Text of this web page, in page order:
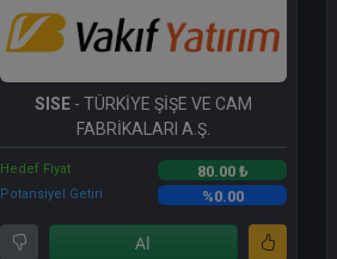
SISE- TÜRKİYE ŞİŞE VE CAM
FABRİKALARI A.Ş.
Hedef Fiyat 80.00 ₺
Potansiyel Getiri %0.00
Al